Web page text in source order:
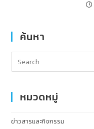
ค้นหา
หมวดหมู่
ข่าวสารและกิจกรรม